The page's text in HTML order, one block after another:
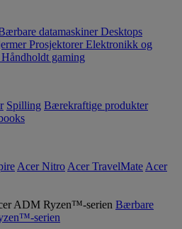
datamaskinerDesktops
ProsjektorerElektronikk og
Håndholdt gaming
Spilling Bærekraftige produkter
Acer Nitro Acer TravelMate Acer
Bærbare
serien